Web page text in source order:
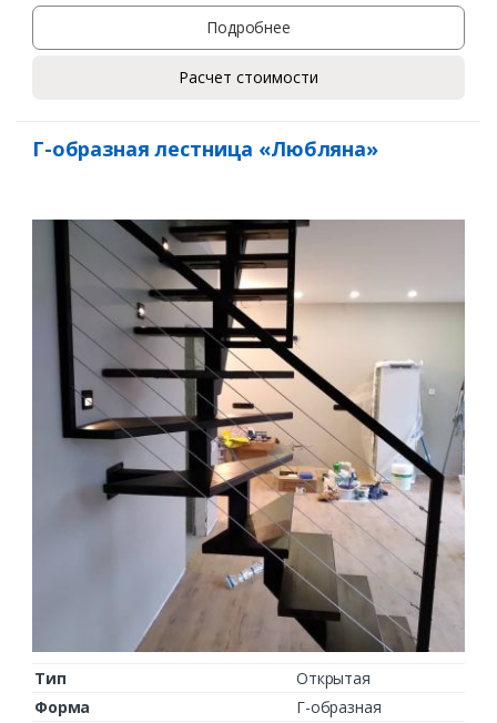
Ваш телефон*
Комментарий к заказу
Подробнее
Расчет стоимости
Г-образная лестница «Любляна»
Тип
Открытая
Форма
Г-образная